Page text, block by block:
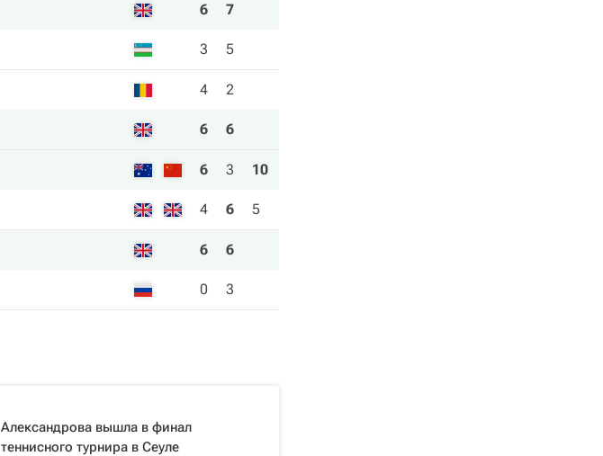
6 7
3 5
4 2
6 6
6 3 10
4 6 5
6 6
0 3
Александрова вышла в финал
теннисного турнира в Сеуле